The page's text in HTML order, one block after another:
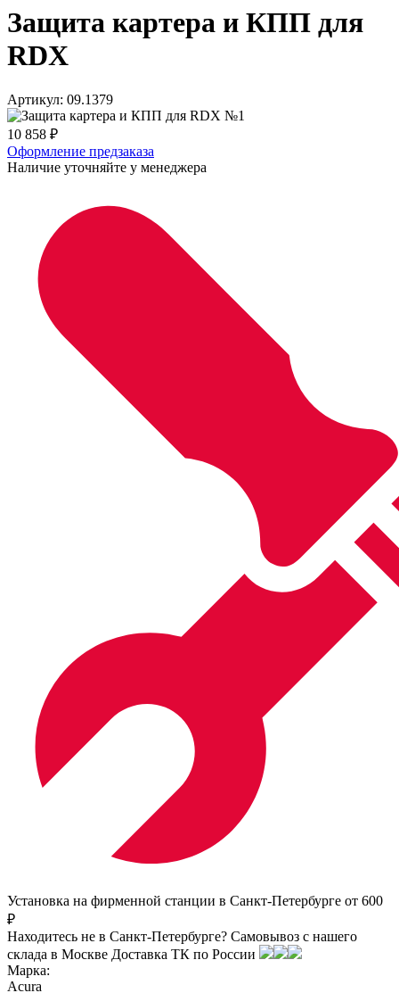
Защита картера и КПП для
RDX
Артикул: 09.1379
10 858 ₽
Оформление предзаказа
Наличие уточняйте у менеджера
Установка на фирменной станции в Санкт-Петербурге от 600
₽
Находитесь не в Санкт-Петербурге? Самовывоз с нашего
склада в Москве Доставка ТК по России
Марка:
Acura